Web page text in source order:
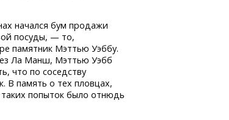
начался бум продажи
посуды, — то,
памятник Мэттью Уэббу.
Ла Манш, Мэттью Уэбб
что по соседству
В память о тех пловцах,
попыток было отнюдь